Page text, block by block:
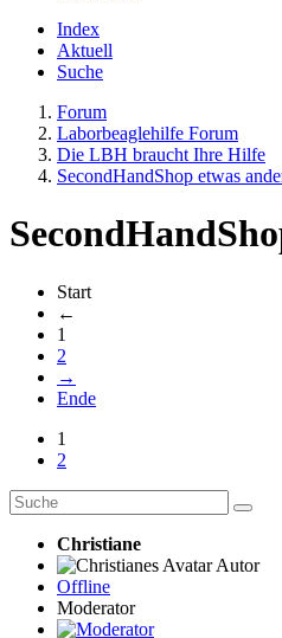
Index
Aktuell
Suche
Forum
Laborbeaglehilfe Forum
Die LBH braucht Ihre Hilfe
SecondHandShop etwas
Start
←
1
2
→
Ende
1
2
Christiane
Autor
Offline
Moderator